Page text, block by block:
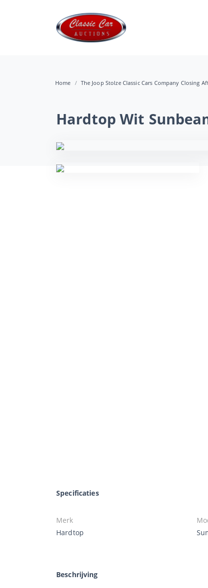
Home The Joop Stolze Classic Cars Company Closing
Hardtop Wit
Specificaties
Merk
Hardtop
Beschrijving